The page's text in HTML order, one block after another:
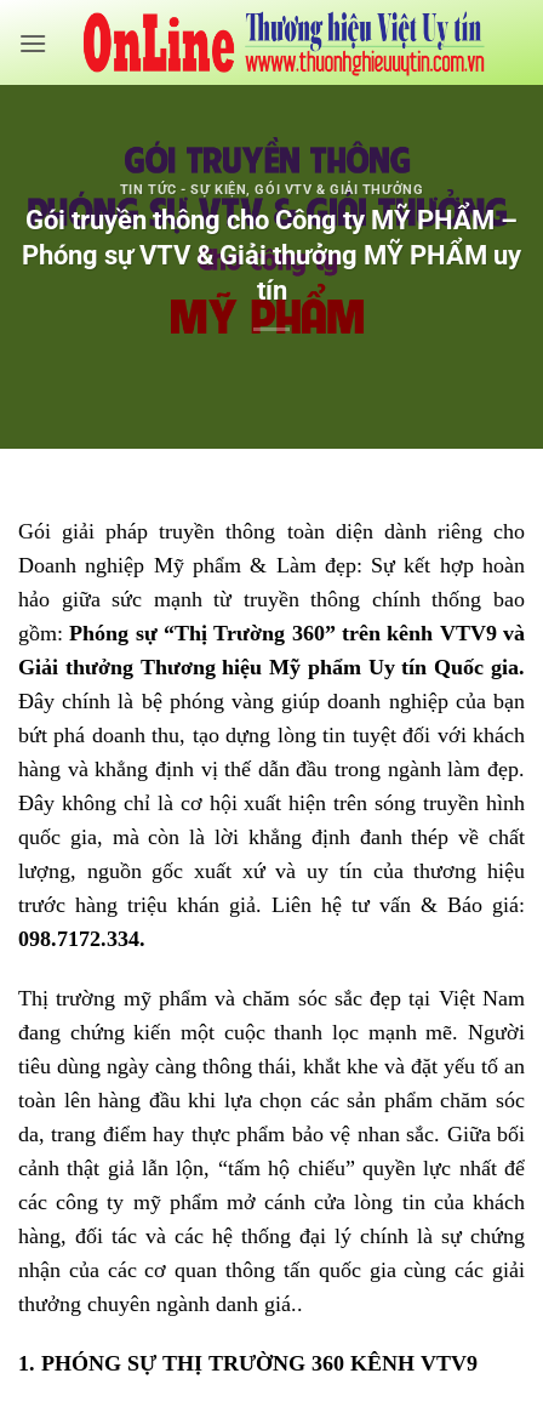
qua
TIN TỨC - SỰ KIỆN,GÓI VTV & GIẢI THƯỞNG
Gói truyền thông cho Công ty MỸ PHẨM –
Phóng sự VTV & Giải thưởng MỸ PHẨM uy
tín
Gói giải pháp truyền thông toàn diện dành riêng cho
Doanh nghiệp Mỹ phẩm & Làm đẹp: Sự kết hợp hoàn
hảo giữa sức mạnh từ truyền thông chính thống bao
gồm:Phóng sự “Thị Trường 360” trên kênh VTV9 và
Giải thưởng Thương hiệu Mỹ phẩm Uy tín Quốc gia.
Đây chính là bệ phóng vàng giúp doanh nghiệp của bạn
bứt phá doanh thu, tạo dựng lòng tin tuyệt đối với khách
hàng và khẳng định vị thế dẫn đầu trong ngành làm đẹp.
Đây không chỉ là cơ hội xuất hiện trên sóng truyền hình
quốc gia, mà còn là lời khẳng định đanh thép về chất
lượng, nguồn gốc xuất xứ và uy tín của thương hiệu
trước hàng triệu khán giả. Liên hệ tư vấn & Báo giá:
098.7172.334.
Thị trường mỹ phẩm và chăm sóc sắc đẹp tại Việt Nam
đang chứng kiến một cuộc thanh lọc mạnh mẽ. Người
tiêu dùng ngày càng thông thái, khắt khe và đặt yếu tố an
toàn lên hàng đầu khi lựa chọn các sản phẩm chăm sóc
da, trang điểm hay thực phẩm bảo vệ nhan sắc. Giữa bối
cảnh thật giả lẫn lộn, “tấm hộ chiếu” quyền lực nhất để
các công ty mỹ phẩm mở cánh cửa lòng tin của khách
hàng, đối tác và các hệ thống đại lý chính là sự chứng
nhận của các cơ quan thông tấn quốc gia cùng các giải
thưởng chuyên ngành danh giá..
1. PHÓNG SỰ THỊ TRƯỜNG 360 KÊNH VTV9